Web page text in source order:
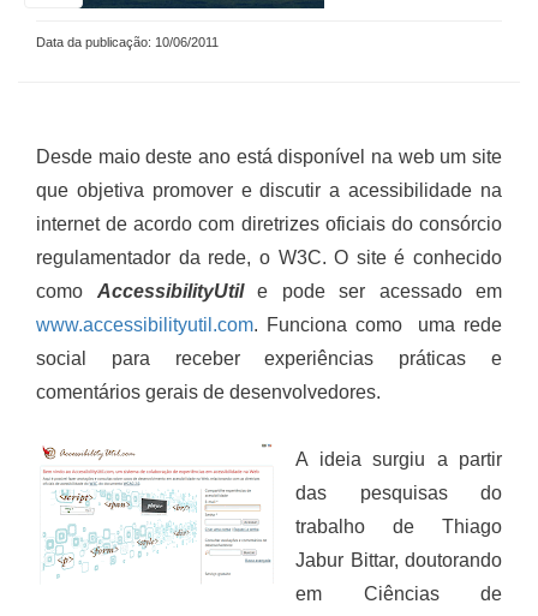
Data da publicação: 10/06/2011
Desde maio deste ano está disponível na web um site
que objetiva promover e discutir a acessibilidade na
internet de acordo com diretrizes oficiais do consórcio
regulamentador da rede, o W3C. O site é conhecido
como AccessibilityUtile pode ser acessado em
www.accessibilityutil.com. Funciona como uma rede
social para receber experiências práticas e
comentários gerais de desenvolvedores.
A ideia surgiu a partir
das pesquisas do
trabalho de Thiago
Jabur Bittar, doutorando
em Ciências de